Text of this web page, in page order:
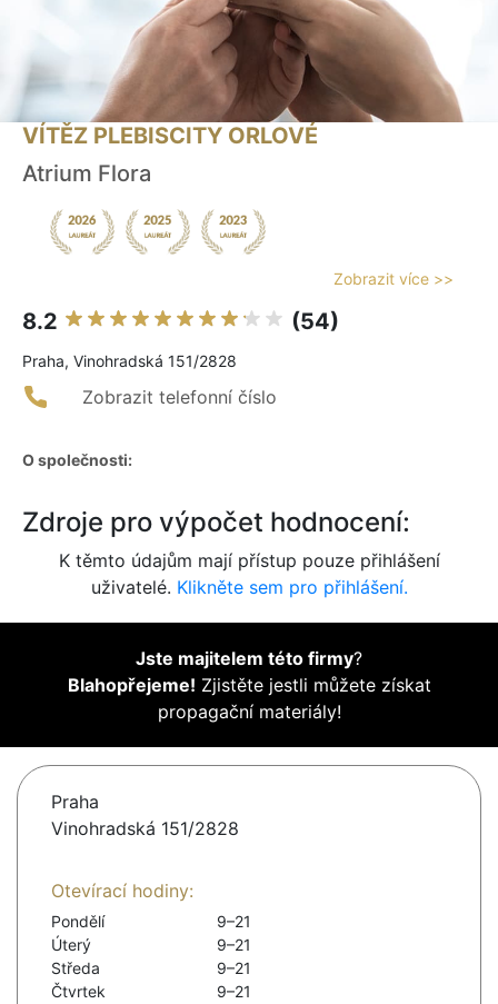
VÍTĚZ PLEBISCITY ORLOVÉ
Atrium Flora
Zobrazit více >>
8.2 (54)
Praha, Vinohradská 151/2828
Zobrazit telefonní číslo
O společnosti:
Zdroje pro výpočet hodnocení:
K těmto údajům mají přístup pouze přihlášení
uživatelé. Klikněte sem pro přihlášení.
Jste majitelem této firmy?
Blahopřejeme! Zjistěte jestli můžete získat
propagační materiály!
Praha
Vinohradská 151/2828
Otevírací hodiny:
Pondělí
9–21
Úterý
9–21
Středa
9–21
Čtvrtek
9–21